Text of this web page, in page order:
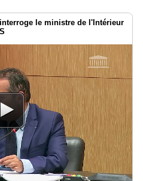
le ministre de l'Intérieur